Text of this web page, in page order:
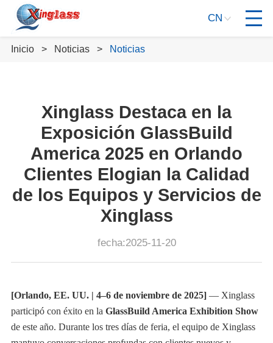
CN
Inicio Noticias Noticias
Xinglass Destaca en la
Exposición GlassBuild
America 2025 en Orlando
Clientes Elogian la Calidad
de los Equipos y Servicios de
Xinglass
fecha:2025-11-20
[Orlando, EE. UU. | 4–6 de noviembre de 2025]— Xinglass
participó con éxito en la GlassBuild America Exhibition Show
de este año. Durante los tres días de feria, el equipo de Xinglass